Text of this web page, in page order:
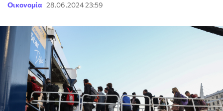
Οικονομία 28.06.2024 23:59